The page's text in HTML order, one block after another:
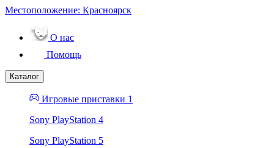
Местоположение: Красноярск
О нас
Помощь
Каталог
Игровые приставки 1
Sony PlayStation 4
Sony PlayStation 5